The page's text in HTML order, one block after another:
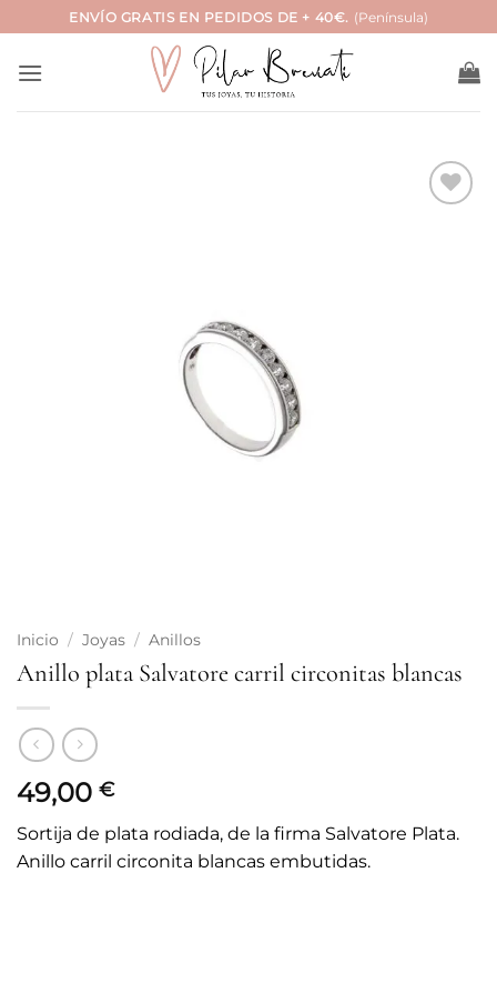
al
contenido
ENVÍO GRATIS EN PEDIDOS DE + 40€. (Península)
Inicio / Joyas / Anillos
Anillo plata Salvatore carril circonitas blancas
49,00 €
Sortija de plata rodiada, de la firma Salvatore Plata.
Anillo carril circonita blancas embutidas.